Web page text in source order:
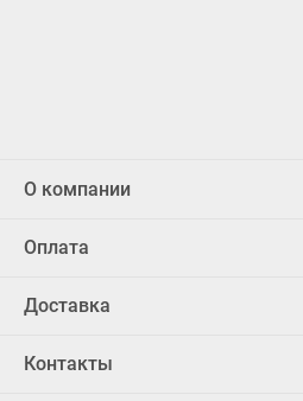
О компании
Оплата
Доставка
Контакты